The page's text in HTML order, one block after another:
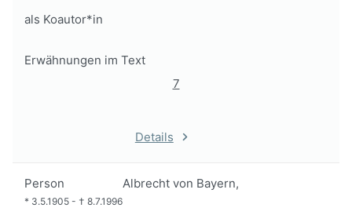
als Koautor*in
Erwähnungen im Text
7
Details
Person Albrecht von Bayern,
* 3.5.1905 - † 8.7.1996